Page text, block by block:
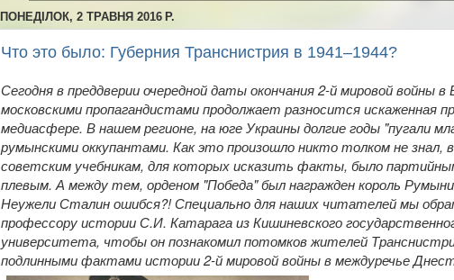
ПОНЕДІЛОК, 2 ТРАВНЯ 2016 Р.
Что это было: Губерния Транснистрия в 1941–1944?
Сегодня в преддверии очередной даты окончания 2-й мировой войны в
московскими пропагандистами продолжает разносится искаженная
медиасфере. В нашем регионе, на юге Украины долгие годы "пугали
румынскими оккупантами. Как это произошло никто толком не знал,
советским учебникам, для которых исказить факты, было
плевым. А между тем, орденом "Победа" был награжден король
Неужели Сталин ошибся?! Специально для наших читателей мы
профессору истории С.И. Катарага из Кишиневского
университета, чтобы он познакомил потомков жителей
подлинными фактами истории 2-й мировой войны в междуречье